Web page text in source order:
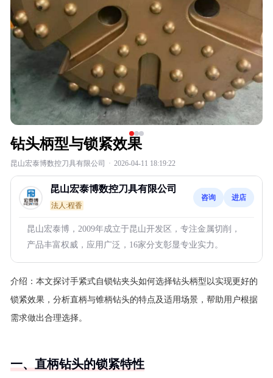
钻头柄型与锁紧效果
昆山宏泰博数控刀具有限公司 · 2026-04-11 18:19:22
昆山宏泰博数控刀具有限公司
法人:程香
咨询 进店
昆山宏泰博，2009年成立于昆山开发区，专注金属切削，
产品丰富权威，应用广泛，16家分支彰显专业实力。
介绍： 本文探讨手紧式自锁钻夹头如何选择钻头柄型以实现更好的
锁紧效果，分析直柄与锥柄钻头的特点及适用场景，帮助用户根据
需求做出合理选择。
一、直柄钻头的锁紧特性